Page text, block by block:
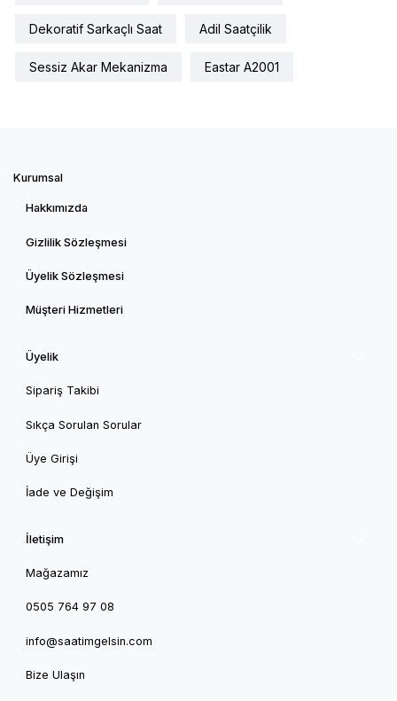
Dekoratif Sarkaçlı Saat Adil Saatçilik
Sessiz Akar Mekanizma Eastar A2001
Kurumsal
Hakkımızda
Gizlilik Sözleşmesi
Üyelik Sözleşmesi
Müşteri Hizmetleri
Üyelik
Sipariş Takibi
Sıkça Sorulan Sorular
Üye Girişi
İade ve Değişim
İletişim
Mağazamız
0505 764 97 08
info@saatimgelsin.com
Bize Ulaşın